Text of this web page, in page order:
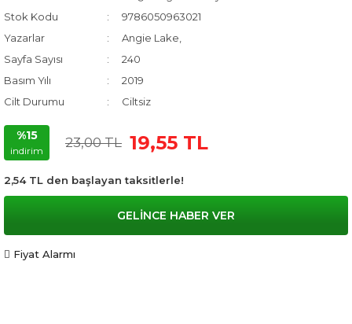
Stok Kodu
9786050963021
Yazarlar
Angie Lake,
Sayfa Sayısı
240
Basım Yılı
2019
Cilt Durumu
Ciltsiz
%15
indirim
23,00 TL 19,55 TL
2,54 TL den başlayan taksitlerle!
GELİNCE HABER VER
Fiyat Alarmı